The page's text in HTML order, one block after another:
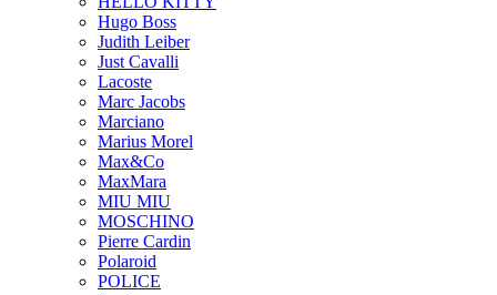
Hugo Boss
Judith Leiber
Just Cavalli
Lacoste
Marc Jacobs
Marciano
Marius Morel
Max&Co
MaxMara
MIU MIU
MOSCHINO
Pierre Cardin
Polaroid
POLICE